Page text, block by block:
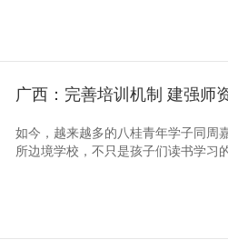
广西：完善培训机制 建强师
如今，越来越多的八桂青年学子同周
所边境学校，不只是孩子们读书学习